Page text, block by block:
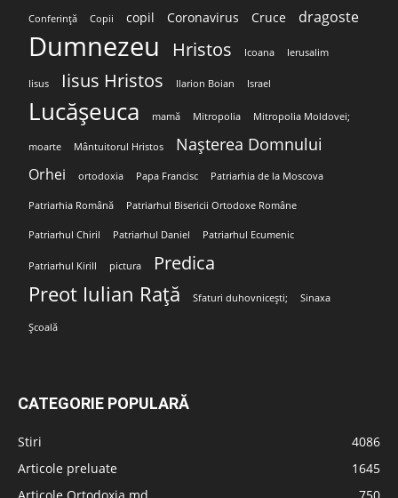
Conferință Copii copil Coronavirus Cruce dragoste
Dumnezeu Hristos Icoana Ierusalim
Iisus Iisus Hristos Ilarion Boian Israel
Lucășeuca mamă Mitropolia Mitropolia Moldovei;
moarte Mântuitorul Hristos Nașterea Domnului
Orhei ortodoxia Papa Francisc Patriarhia de la Moscova
Patriarhia Română Patriarhul Bisericii Ortodoxe Române
Patriarhul Chiril Patriarhul Daniel Patriarhul Ecumenic
Patriarhul Kirill pictura Predica
Preot Iulian Rață Sfaturi duhovnicești; Sinaxa
Școală
CATEGORIE POPULARĂ
Stiri
4086
Articole preluate
1645